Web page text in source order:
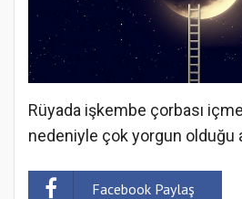
Rüyada işkembe çorbası
nedeniyle çok yorgun olduğu
Facebook Paylaş